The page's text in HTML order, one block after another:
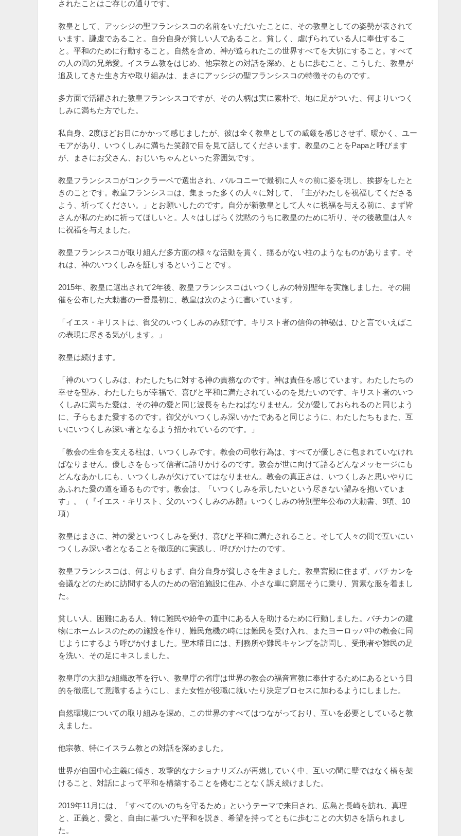
されたことはご存じの通りです。
教皇として、アッシジの聖フランシスコの名前をいただいたことに、その教皇としての姿勢が表されて
います。謙虚であること。自分自身が貧しい人であること。貧しく、虐げられている人に奉仕するこ
と。平和のために行動すること。自然を含め、神が造られたこの世界すべてを大切にすること。すべて
の人の間の兄弟愛。イスラム教をはじめ、他宗教との対話を深め、ともに歩むこと。こうした、教皇が
追及してきた生き方や取り組みは、まさにアッシジの聖フランシスコの特徴そのものです。
多方面で活躍された教皇フランシスコですが、その人柄は実に素朴で、地に足がついた、何よりいつく
しみに満ちた方でした。
私自身、2度ほどお目にかかって感じましたが、彼は全く教皇としての威厳を感じさせず、暖かく、ユー
モアがあり、いつくしみに満ちた笑顔で目を見て話してくださいます。教皇のことをPapaと呼びます
が、まさにお父さん、おじいちゃんといった雰囲気です。
教皇フランシスコがコンクラーベで選出され、バルコニーで最初に人々の前に姿を現し、挨拶をしたと
きのことです。教皇フランシスコは、集まった多くの人々に対して、「主がわたしを祝福してくださる
よう、祈ってください。」とお願いしたのです。自分が新教皇として人々に祝福を与える前に、まず皆
さんが私のために祈ってほしいと。人々はしばらく沈黙のうちに教皇のために祈り、その後教皇は人々
に祝福を与えました。
教皇フランシスコが取り組んだ多方面の様々な活動を貫く、揺るがない柱のようなものがあります。そ
れは、神のいつくしみを証しするということです。
2015年、教皇に選出されて2年後、教皇フランシスコはいつくしみの特別聖年を実施しました。その開
催を公布した大勅書の一番最初に、教皇は次のように書いています。
「イエス・キリストは、御父のいつくしみのみ顔です。キリスト者の信仰の神秘は、ひと言でいえばこ
の表現に尽きる気がします。」
教皇は続けます。
「神のいつくしみは、わたしたちに対する神の責務なのです。神は責任を感じています。わたしたちの
幸せを望み、わたしたちが幸福で、喜びと平和に満たされているのを見たいのです。キリスト者のいつ
くしみに満ちた愛は、その神の愛と同じ波長をもたねばなりません。父が愛しておられるのと同じよう
に、子らもまた愛するのです。御父がいつくしみ深いかたであると同じように、わたしたちもまた、互
いにいつくしみ深い者となるよう招かれているのです。」
「教会の生命を支える柱は、いつくしみです。教会の司牧行為は、すべてが優しさに包まれていなけれ
ばなりません。優しさをもって信者に語りかけるのです。教会が世に向けて語るどんなメッセージにも
どんなあかしにも、いつくしみが欠けていてはなりません。教会の真正さは、いつくしみと思いやりに
あふれた愛の道を通るものです。教会は、「いつくしみを示したいという尽きない望みを抱いていま
す」。（『イエス・キリスト、父のいつくしみのみ顔』いつくしみの特別聖年公布の大勅書、9項、10
項）
教皇はまさに、神の愛といつくしみを受け、喜びと平和に満たされること。そして人々の間で互いにい
つくしみ深い者となることを徹底的に実践し、呼びかけたのです。
教皇フランシスコは、何よりもまず、自分自身が貧しさを生きました。教皇宮殿に住まず、バチカンを
会議などのために訪問する人のための宿泊施設に住み、小さな車に窮屈そうに乗り、質素な服を着まし
た。
貧しい人、困難にある人、特に難民や紛争の直中にある人を助けるために行動しました。バチカンの建
物にホームレスのための施設を作り、難民危機の時には難民を受け入れ、またヨーロッパ中の教会に同
じようにするよう呼びかけました。聖木曜日には、刑務所や難民キャンプを訪問し、受刑者や難民の足
を洗い、その足にキスしました。
教皇庁の大胆な組織改革を行い、教皇庁の省庁は世界の教会の福音宣教に奉仕するためにあるという目
的を徹底して意識するようにし、また女性が役職に就いたり決定プロセスに加わるようにしました。
自然環境についての取り組みを深め、この世界のすべてはつながっており、互いを必要としていると教
えました。
他宗教、特にイスラム教との対話を深めました。
世界が自国中心主義に傾き、攻撃的なナショナリズムが再燃していく中、互いの間に壁ではなく橋を架
けること、対話によって平和を構築することを倦むことなく訴え続けました。
2019年11月には、「すべてのいのちを守るため」というテーマで来日され、広島と長崎を訪れ、真理
と、正義と、愛と、自由に基づいた平和を説き、希望を持ってともに歩むことの大切さを語られまし
た。